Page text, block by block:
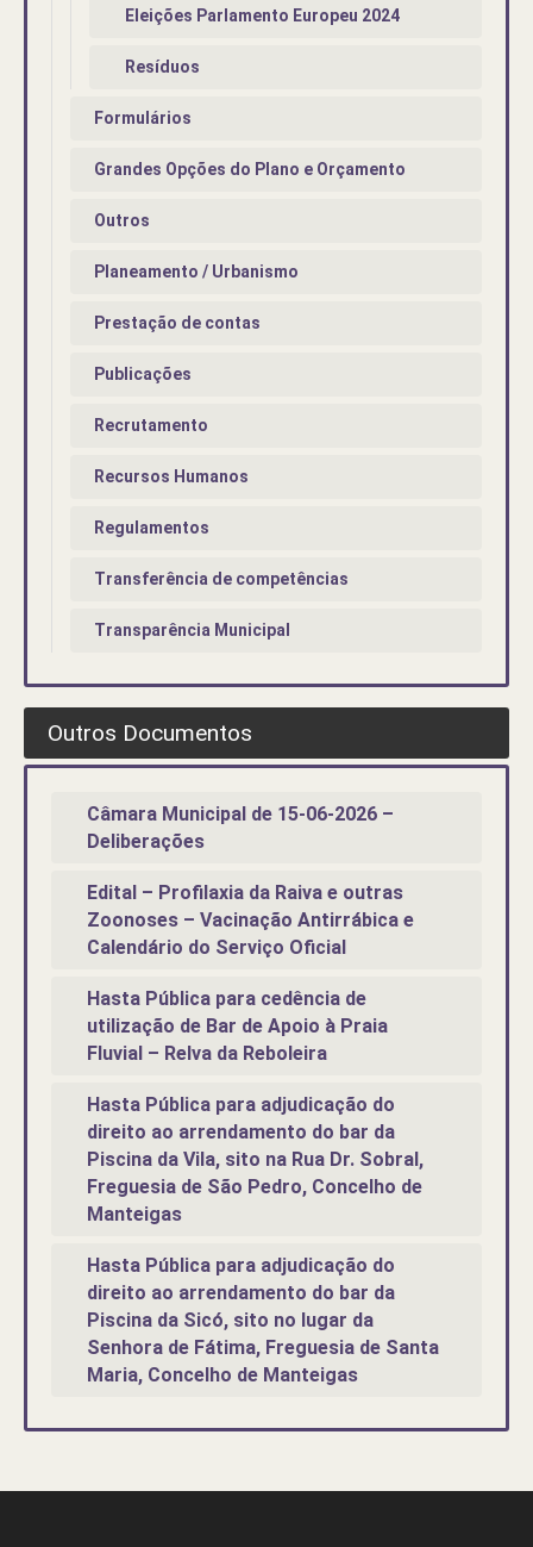
Eleições Parlamento Europeu 2024
Resíduos
Formulários
Grandes Opções do Plano e Orçamento
Outros
Planeamento / Urbanismo
Prestação de contas
Publicações
Recrutamento
Recursos Humanos
Regulamentos
Transferência de competências
Transparência Municipal
Outros Documentos
Câmara Municipal de 15-06-2026 –
Deliberações
Edital – Profilaxia da Raiva e outras
Zoonoses – Vacinação Antirrábica e
Calendário do Serviço Oficial
Hasta Pública para cedência de
utilização de Bar de Apoio à Praia
Fluvial – Relva da Reboleira
Hasta Pública para adjudicação do
direito ao arrendamento do bar da
Piscina da Vila, sito na Rua Dr. Sobral,
Freguesia de São Pedro, Concelho de
Manteigas
Hasta Pública para adjudicação do
direito ao arrendamento do bar da
Piscina da Sicó, sito no lugar da
Senhora de Fátima, Freguesia de Santa
Maria, Concelho de Manteigas